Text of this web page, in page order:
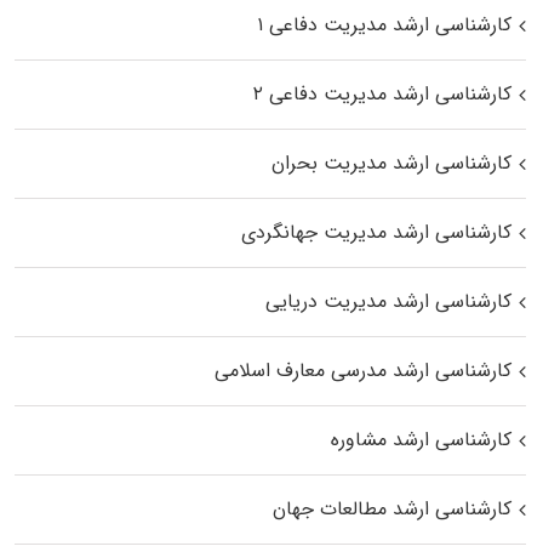
کارشناسی ارشد مدیریت دفاعی ۱
کارشناسی ارشد مدیریت دفاعی ۲
کارشناسی ارشد مدیریت بحران
کارشناسی ارشد مدیریت جهانگردی
کارشناسی ارشد مدیریت دریایی
کارشناسی ارشد مدرسی معارف اسلامی
کارشناسی ارشد مشاوره
کارشناسی ارشد مطالعات جهان